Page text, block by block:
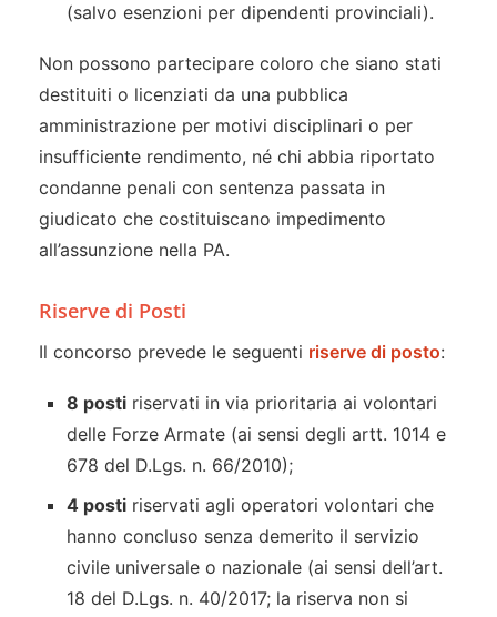
(salvo esenzioni per dipendenti provinciali).
Non possono partecipare coloro che siano stati
destituiti o licenziati da una pubblica
amministrazione per motivi disciplinari o per
insufficiente rendimento, né chi abbia riportato
condanne penali con sentenza passata in
giudicato che costituiscano impedimento
all’assunzione nella PA.
Riserve di Posti
Il concorso prevede le seguenti riserve di posto:
8 posti riservati in via prioritaria ai volontari
delle Forze Armate (ai sensi degli artt. 1014 e
678 del D.Lgs. n. 66/2010);
4 posti riservati agli operatori volontari che
hanno concluso senza demerito il servizio
civile universale o nazionale (ai sensi dell’art.
18 del D.Lgs. n. 40/2017; la riserva non si